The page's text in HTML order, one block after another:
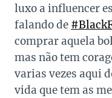
luxo a influencer
falando de
comprar aquela
mas não tem
varias vezes aqui
vida que tem as